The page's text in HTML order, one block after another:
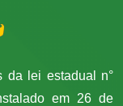
da lei estadual n°
em 26 de